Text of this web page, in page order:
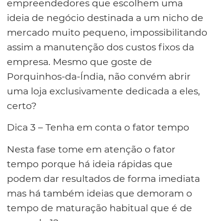
empreendedores que escolhem uma
ideia de negócio destinada a um nicho de
mercado muito pequeno, impossibilitando
assim a manutenção dos custos fixos da
empresa. Mesmo que goste de
Porquinhos-da-Índia, não convém abrir
uma loja exclusivamente dedicada a eles,
certo?
Dica 3 – Tenha em conta o fator tempo
Nesta fase tome em atenção o fator
tempo porque há ideia rápidas que
podem dar resultados de forma imediata
mas há também ideias que demoram o
tempo de maturação habitual que é de